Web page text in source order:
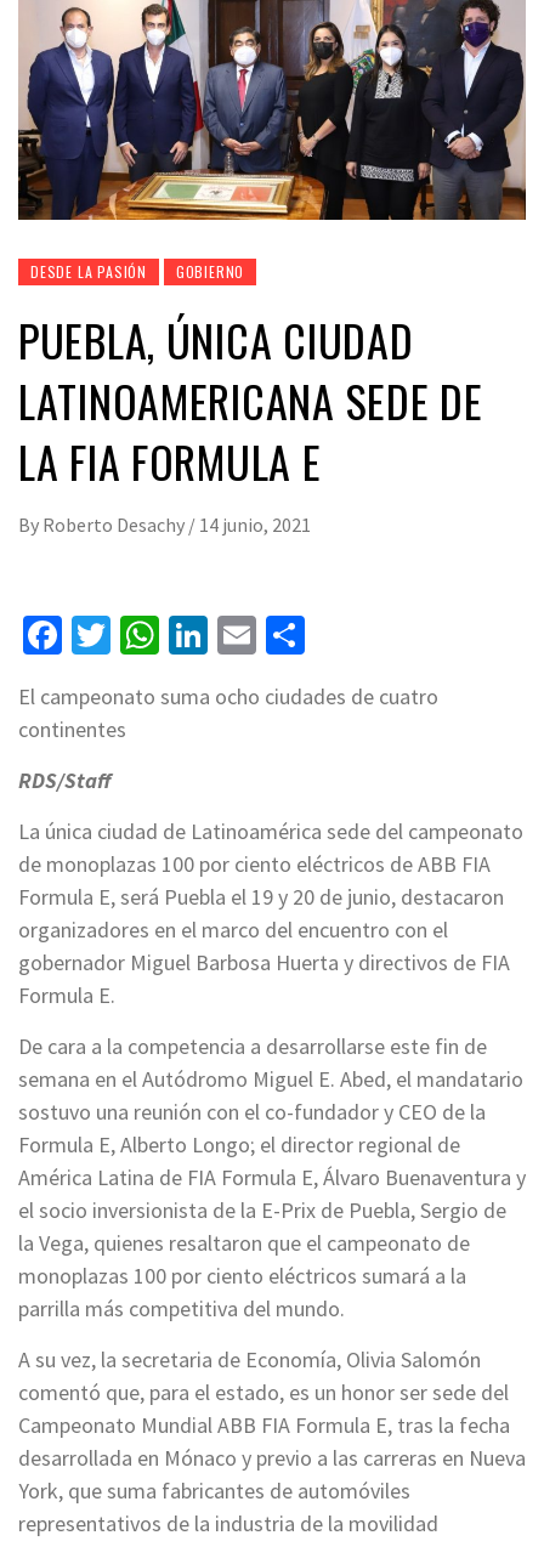
DESDE LA PASIÓN GOBIERNO
PUEBLA, ÚNICA CIUDAD
LATINOAMERICANA SEDE DE
LA FIA FORMULA E
By Roberto Desachy / 14 junio, 2021
Facebook
Twitter
WhatsApp
LinkedIn
Email
El campeonato suma ocho ciudades de cuatro
continentes
RDS/Staff
La única ciudad de Latinoamérica sede del campeonato
de monoplazas 100 por ciento eléctricos de ABB FIA
Formula E, será Puebla el 19 y 20 de junio, destacaron
organizadores en el marco del encuentro con el
gobernador Miguel Barbosa Huerta y directivos de FIA
Formula E.
De cara a la competencia a desarrollarse este fin de
semana en el Autódromo Miguel E. Abed, el mandatario
sostuvo una reunión con el co-fundador y CEO de la
Formula E, Alberto Longo; el director regional de
América Latina de FIA Formula E, Álvaro Buenaventura y
el socio inversionista de la E-Prix de Puebla, Sergio de
la Vega, quienes resaltaron que el campeonato de
monoplazas 100 por ciento eléctricos sumará a la
parrilla más competitiva del mundo.
A su vez, la secretaria de Economía, Olivia Salomón
comentó que, para el estado, es un honor ser sede del
Campeonato Mundial ABB FIA Formula E, tras la fecha
desarrollada en Mónaco y previo a las carreras en Nueva
York, que suma fabricantes de automóviles
representativos de la industria de la movilidad